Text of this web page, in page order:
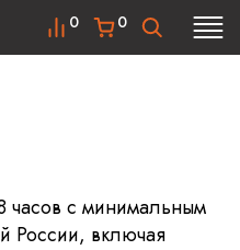
0
0
часов с минимальным
России, включая